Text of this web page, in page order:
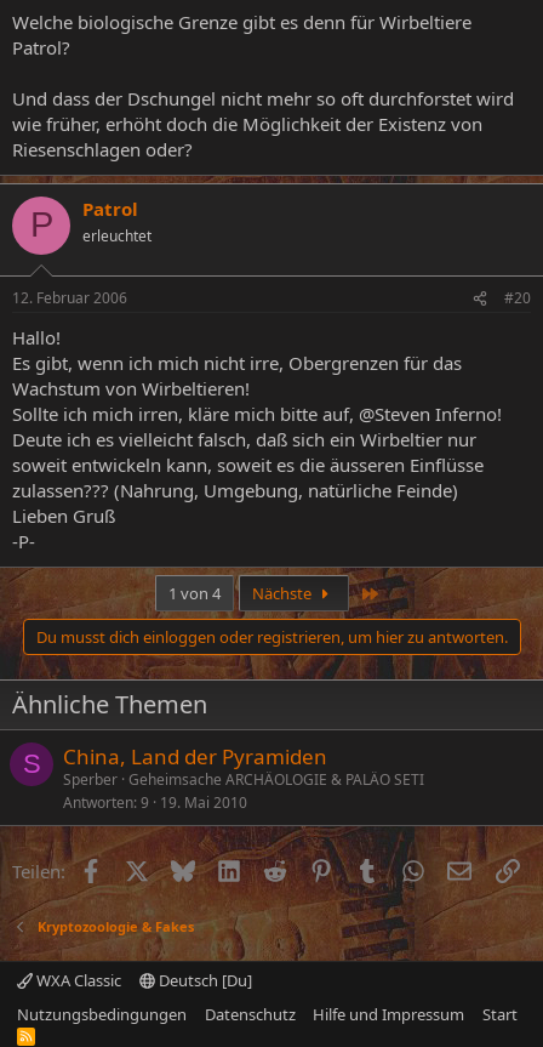
Welche biologische Grenze gibt es denn für Wirbeltiere
Patrol?
Und dass der Dschungel nicht mehr so oft durchforstet wird
wie früher, erhöht doch die Möglichkeit der Existenz von
Riesenschlagen oder?
P Patrol
erleuchtet
12. Februar 2006 #20
Hallo!
Es gibt, wenn ich mich nicht irre, Obergrenzen für das
Wachstum von Wirbeltieren!
Sollte ich mich irren, kläre mich bitte auf, @Steven Inferno!
Deute ich es vielleicht falsch, daß sich ein Wirbeltier nur
soweit entwickeln kann, soweit es die äusseren Einflüsse
zulassen??? (Nahrung, Umgebung, natürliche Feinde)
Lieben Gruß
-P-
1 von 4 Nächste Letzte
Du musst dich einloggen oder registrieren, um hier zu antworten.
Ähnliche Themen
S China, Land der Pyramiden
Sperber Geheimsache ARCHÄOLOGIE & PALÄO SETI
Antworten 9 19. Mai 2010
Teilen: FacebookX (Twitter)
BlueskyLinkedInRedditPinterest
Tumblr WhatsApp
E-Mail
Kryptozoologie & Fakes
WXA Classic
Deutsch [Du]
Nutzungsbedingungen
Datenschutz Hilfe und Impressum Start
R